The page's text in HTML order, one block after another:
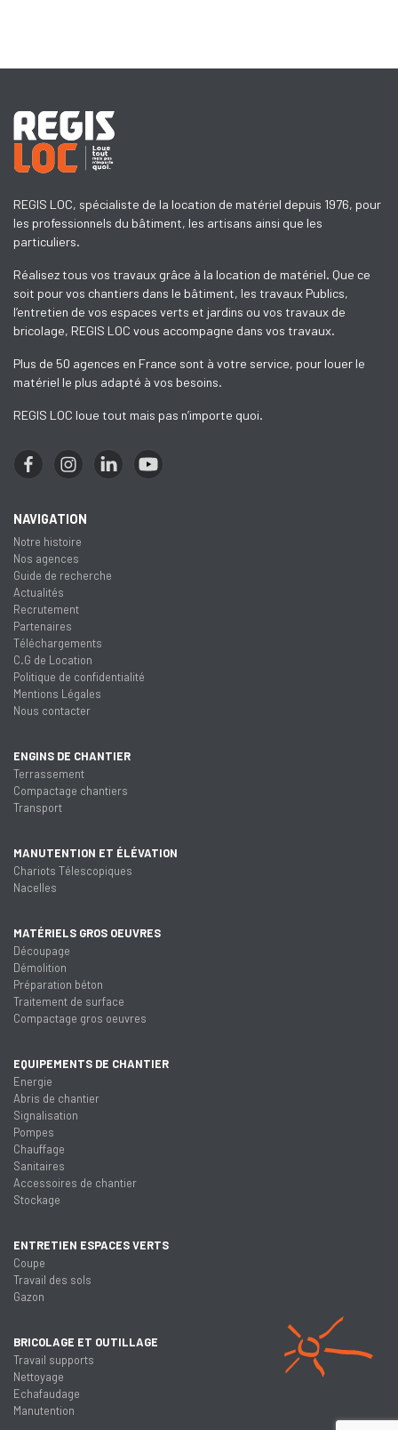
REGIS LOC, spécialiste de la location de matériel depuis 1976, pour
les professionnels du bâtiment, les artisans ainsi que les
particuliers.
Réalisez tous vos travaux grâce à la location de matériel. Que ce
soit pour vos chantiers dans le bâtiment, les travaux Publics,
l’entretien de vos espaces verts et jardins ou vos travaux de
bricolage, REGIS LOC vous accompagne dans vos travaux.
Plus de 50 agences en France sont à votre service, pour louer le
matériel le plus adapté à vos besoins.
REGIS LOC loue tout mais pas n’importe quoi.
NAVIGATION
Notre histoire
Nos agences
Guide de recherche
Actualités
Recrutement
Partenaires
Téléchargements
C.G de Location
Politique de confidentialité
Mentions Légales
Nous contacter
ENGINS DE CHANTIER
Terrassement
Compactage chantiers
Transport
MANUTENTION ET ÉLÉVATION
Chariots Télescopiques
Nacelles
MATÉRIELS GROS OEUVRES
Découpage
Démolition
Préparation béton
Traitement de surface
Compactage gros oeuvres
EQUIPEMENTS DE CHANTIER
Energie
Abris de chantier
Signalisation
Pompes
Chauffage
Sanitaires
Accessoires de chantier
Stockage
ENTRETIEN ESPACES VERTS
Coupe
Travail des sols
Gazon
BRICOLAGE ET OUTILLAGE
Travail supports
Nettoyage
Echafaudage
Manutention